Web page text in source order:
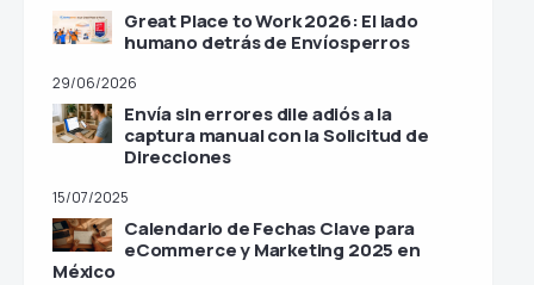
Great Place to Work 2026: El lado
humano detrás de Envíosperros
29/06/2026
Envía sin errores dile adiós a la
captura manual con la Solicitud de
Direcciones
15/07/2025
Calendario de Fechas Clave para
eCommerce y Marketing 2025 en
México